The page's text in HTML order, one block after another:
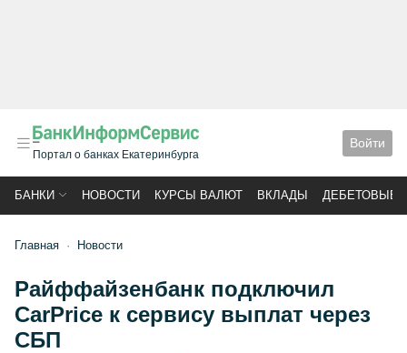
Портал о банках Екатеринбурга
Войти
БАНКИ НОВОСТИ КУРСЫ ВАЛЮТ ВКЛАДЫ ДЕБЕТОВЫЕ
Главная Новости
Райффайзенбанк подключил
CarPrice к сервису выплат через
СБП